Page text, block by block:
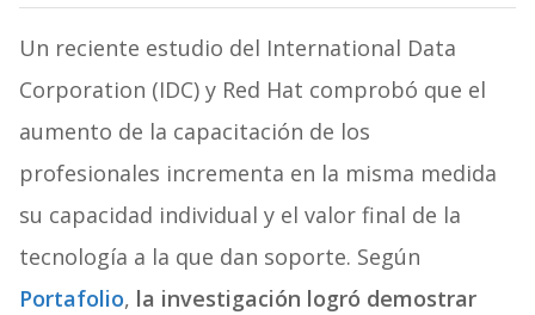
Un reciente estudio del International Data
Corporation (IDC) y Red Hat comprobó que el
aumento de la capacitación de los
profesionales incrementa en la misma medida
su capacidad individual y el valor final de la
tecnología a la que dan soporte. Según
Portafolio, la investigación logró demostrar